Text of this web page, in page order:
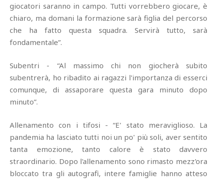
giocatori saranno in campo. Tutti vorrebbero giocare, è
chiaro, ma domani la formazione sarà figlia del percorso
che ha fatto questa squadra. Servirà tutto, sarà
fondamentale”.
Subentri - “Al massimo chi non giocherà subito
subentrerà, ho ribadito ai ragazzi l'importanza di esserci
comunque, di assaporare questa gara minuto dopo
minuto”.
Allenamento con i tifosi - “E' stato meraviglioso. La
pandemia ha lasciato tutti noi un po' più soli, aver sentito
tanta emozione, tanto calore è stato davvero
straordinario. Dopo l'allenamento sono rimasto mezz'ora
bloccato tra gli autografi, intere famiglie hanno atteso